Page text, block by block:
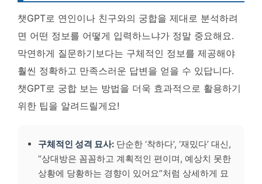
챗GPT로 연인이나 친구와의 궁합을 제대로 분석하려
면 어떤 정보를 어떻게 입력하느냐가 정말 중요해요.
막연하게 질문하기보다는 구체적인 정보를 제공해야
훨씬 정확하고 만족스러운 답변을 얻을 수 있답니다.
챗GPT로 궁합 보는 방법을 더욱 효과적으로 활용하기
위한 팁을 알려드릴게요!
구체적인 성격 묘사: 단순한 ‘착하다’, ‘재밌다’ 대신,
“상대방은 꼼꼼하고 계획적인 편이며, 예상치 못한
상황에 당황하는 경향이 있어요”처럼 상세하게 묘